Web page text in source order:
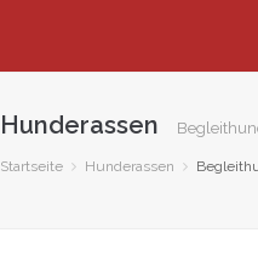
Hunderassen
Startseite Hunderassen